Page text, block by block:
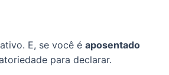
E, se você é aposentado
para declarar.